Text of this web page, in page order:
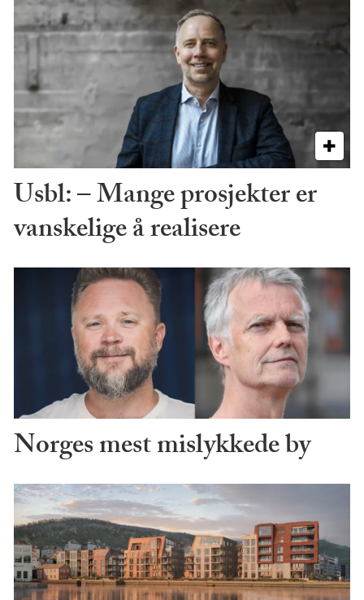
Usbl: – Mange prosjekter er
vanskelige å realisere
Norges mest mislykkede by